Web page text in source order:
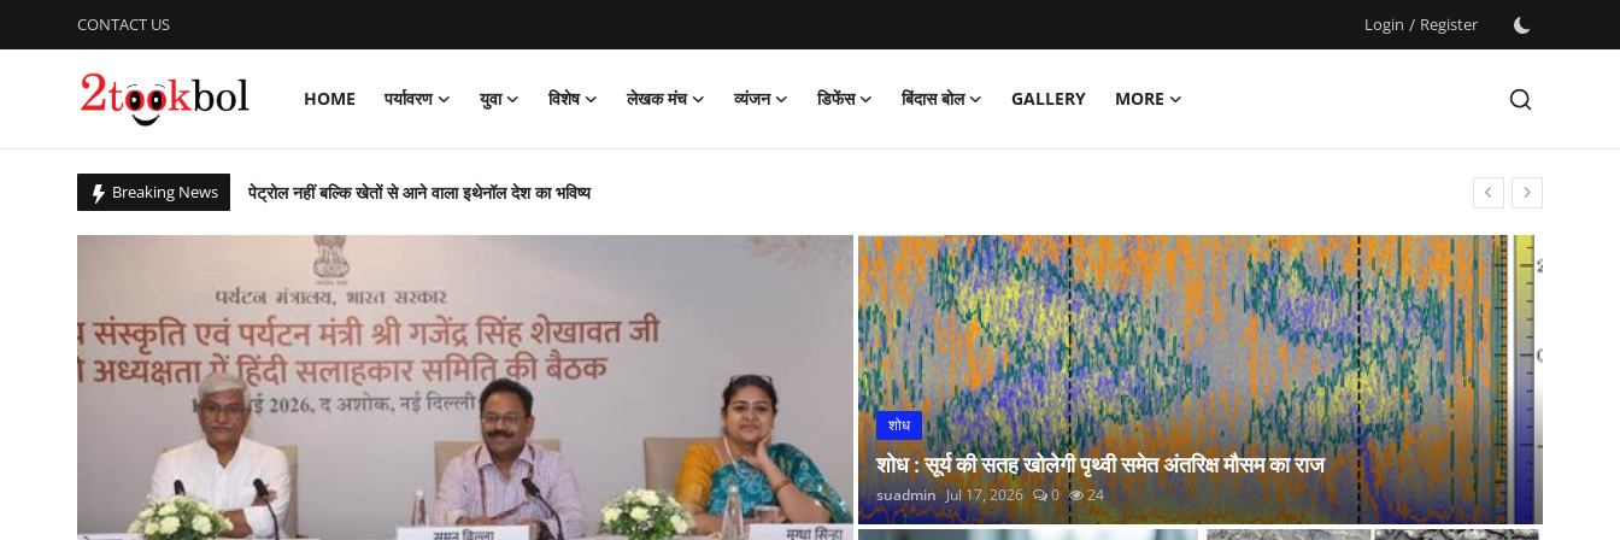
CONTACT US Login / Register
HOME पर्यावरण युवा विशेष लेखक मंच व्यंजन डिफेंस बिंदास बोल GALLERY
MORE
Breaking News
सात सालों से 36 देशों में छिपे 274 अपराधियों की ‘जेल’ वापसी
बिहार उपचुनाव : पीके जीते, भाजपा, लालू यादव और नितीश कुमार हारे!
आजादी के 79 वर्ष के उपलक्ष्य में एनसीसी ने किया साइक्लोथॉन 2026 का आयोजन
पीएम ने ‘नशा मुक्त युवा फॉर विकसित भारत संकल्प अभियान’ की शुरुआत की
ग्लासगो कॉमनवेल्थ खेलों में भारत मुक्केबाजों ने लगाई सोने की झड़ी
संस्कार भारती, साहित्य विभाग की अवध प्रांत की प्रांतीय बैठक
गुरु पूर्णिमा : शिष्यों ने किया डॉ अजय का गुरुपूजन, रंगारंग समारोह
राष्ट्रीय शूटिंग में भास्कर नाथ पांडेय का शानदार प्रदर्शन
पाकिस्तान में छह वर्षों तक विपरीत परिस्थितियों रहकर डोभाल ने की राष्ट्र सेवा
शोध
शोध : सूर्य की सतह खोलेगी पृथ्वी समेत अंतरिक्ष मौसम का राज
suadmin Jul 17, 2026 0 24